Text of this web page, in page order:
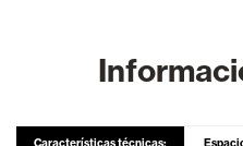
Características técnicas: